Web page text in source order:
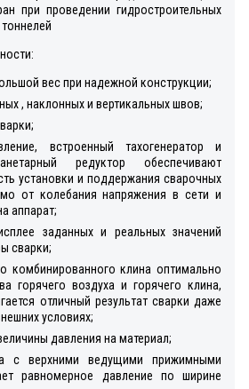
при проведении гидростроительных
вес при надежной конструкции;
, наклонных и вертикальных швов;
встроенный тахогенератор и
редуктор обеспечивают
установки и поддержания сварочных
от колебания напряжения в сети и
аппарат;
заданных и реальных значений
сварки;
комбинированного клина оптимально
горячего воздуха и горячего клина,
отличный результат сварки даже
условиях;
давления на материал;
с верхними ведущими прижимными
равномерное давление по ширине